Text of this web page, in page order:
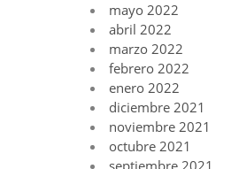
mayo 2022
abril 2022
marzo 2022
febrero 2022
enero 2022
diciembre 2021
noviembre 2021
octubre 2021
septiembre 2021